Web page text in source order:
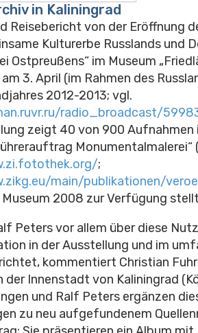
in Kaliningrad
Reisebericht von der Eröffnung
Kulturerbe Russlands und
Ostpreußens“ im Museum
3. April (im Rahmen des
2012-2013; vgl.
radio_broadcast/
zeigt 40 von 900 Aufnahmen
Monumentalmalerei“
;
main/publikationen/
Museum 2008 zur Verfügung
Peters vor allem über diese
in der Ausstellung und im
kommentiert Christian
der Innenstadt von Kaliningrad
und Ralf Peters ergänzen
zu neu aufgefundenem